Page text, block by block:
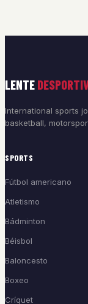
LENTE
International sports
basketball,
SPORTS
Fútbol americano
Atletismo
Bádminton
Béisbol
Baloncesto
Boxeo
Críquet